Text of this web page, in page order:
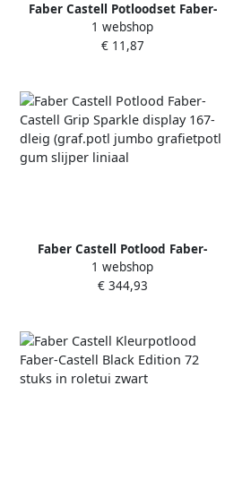
Faber Castell Potloodset Faber-
Castell Grip 2001 sky blue met 3
potloden B gum trio slijper
1 webshop
€ 11,87
Faber Castell Potlood Faber-
Castell Grip Sparkle display 167-
dleig (graf.potl jumbo grafietpotl
1 webshop
€ 344,93